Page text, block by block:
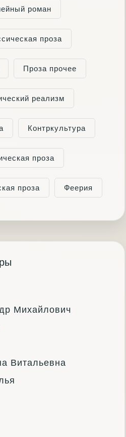
роман
проза
Проза прочее
реализм
Контркультура
проза
проза Феерия
Михайлович
Витальевна